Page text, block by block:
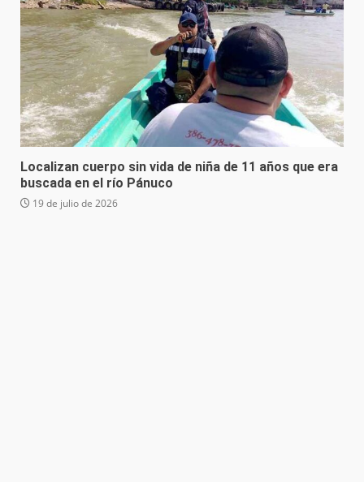
Localizan cuerpo sin vida de niña de 11 años que era
buscada en el río Pánuco
19 de julio de 2026